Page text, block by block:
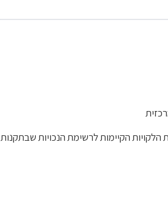
הקיימות לרשימת הנכויות שבתקנות